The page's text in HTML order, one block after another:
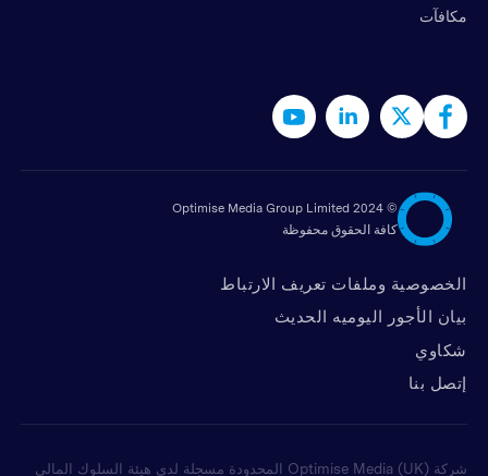
مكافآت
©
2024 Optimise Media Group Limited
كافة الحقوق محفوظة
الخصوصية وملفات تعريف الارتباط
بيان الأجور اليوميه الحديث
شكاوي
ﺇﺗﺼﻞ ﺑﻨﺎ
شركة Optimise Media (UK) المحدودة مسجلة لدى هيئة السلوك المالي